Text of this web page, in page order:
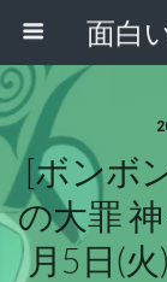
[ボンボ
の大罪
月5日(